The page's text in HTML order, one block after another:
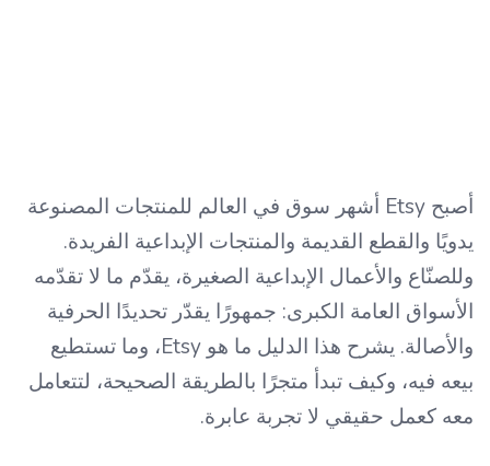
أصبح Etsy أشهر سوق في العالم للمنتجات المصنوعة
يدويًا والقطع القديمة والمنتجات الإبداعية الفريدة.
وللصنّاع والأعمال الإبداعية الصغيرة، يقدّم ما لا تقدّمه
الأسواق العامة الكبرى: جمهورًا يقدّر تحديدًا الحرفية
والأصالة. يشرح هذا الدليل ما هو Etsy، وما تستطيع
بيعه فيه، وكيف تبدأ متجرًا بالطريقة الصحيحة، لتتعامل
معه كعمل حقيقي لا تجربة عابرة.